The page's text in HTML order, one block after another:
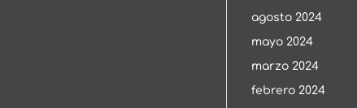
agosto 2024
mayo 2024
marzo 2024
febrero 2024